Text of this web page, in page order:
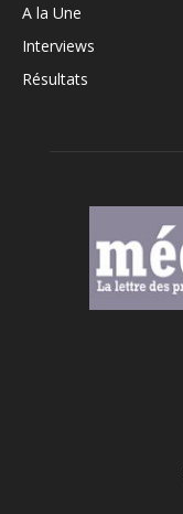
A la Une
Interviews
Résultats